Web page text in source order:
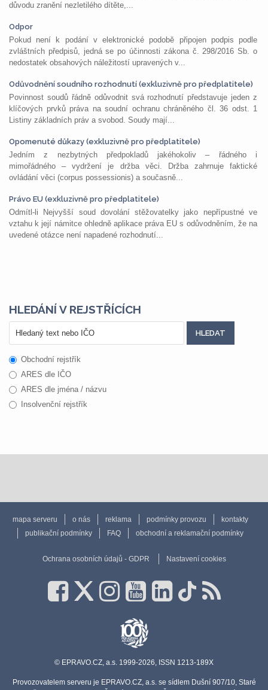
důvodu zranění nezletilého dítěte,...
Odpor
Pokud není k podání v elektronické podobě připojen podpis podle
zvláštních předpisů, jedná se po účinnosti zákona č. 298/2016 Sb. o
nedostatek obsahových náležitostí upravených v...
Odůvodnění soudního rozhodnutí (exkluzivně pro předplatitele)
Povinnost soudů řádně odůvodnit svá rozhodnutí představuje jeden z
klíčových prvků práva na soudní ochranu chráněného čl. 36 odst. 1
Listiny základních práv a svobod. Soudy mají...
Opomenuté důkazy (exkluzivně pro předplatitele)
Jedním z nezbytných předpokladů jakéhokoliv – řádného i
mimořádného – vydržení je držba věci. Držba zahrnuje faktické
ovládání věci (corpus possessionis) a současně...
Právo EU (exkluzivně pro předplatitele)
Odmítl-li Nejvyšší soud dovolání stěžovatelky jako nepřípustné ve
vztahu k její námitce ohledně aplikace práva EU s odůvodněním, že na
uvedené otázce není napadené rozhodnutí...
HLEDÁNÍ V REJSTŘÍCÍCH
Obchodní rejstřík
ARES dle IČO
ARES dle jména / názvu
Insolvenční rejstřík
mapa serveru o nás reklama podmínky provozu
kontakty
publikační podmínky
FAQ obchodní a reklamační podmínky
Ochrana osobních údajů - GDPR Nastavení cookies
© EPRAVO.CZ, a.s. 1999-2026, ISSN 1213-189X
Provozovatelem serveru je EPRAVO.CZ, a.s. se sídlem Dušní 907/10, Staré